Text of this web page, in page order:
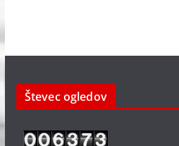
Števec ogledov